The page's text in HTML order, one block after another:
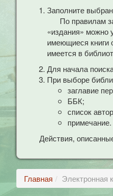
Заполните
По правилам
«издания» можно
имеющиеся книги
имеется в
Для начала
При выборе
заглавие
ББК;
список
примечание.
Действия,
Главная Электронная